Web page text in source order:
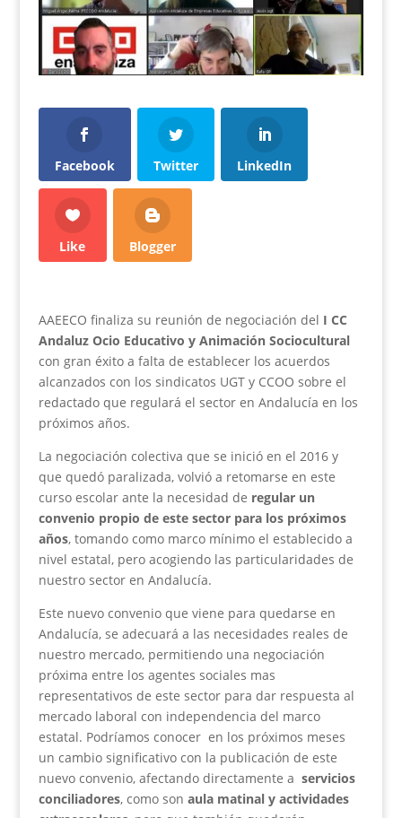
Facebook Twitter LinkedIn
Like Blogger
AAEECO finaliza su reunión de negociación del I CC
Andaluz Ocio Educativo y Animación Sociocultural
con gran éxito a falta de establecer los acuerdos
alcanzados con los sindicatos UGT y CCOO sobre el
redactado que regulará el sector en Andalucía en los
próximos años.
La negociación colectiva que se inició en el 2016 y
que quedó paralizada, volvió a retomarse en este
curso escolar ante la necesidad de regular un
convenio propio de este sector para los próximos
años, tomando como marco mínimo el establecido a
nivel estatal, pero acogiendo las particularidades de
nuestro sector en Andalucía.
Este nuevo convenio que viene para quedarse en
Andalucía, se adecuará a las necesidades reales de
nuestro mercado, permitiendo una negociación
próxima entre los agentes sociales mas
representativos de este sector para dar respuesta al
mercado laboral con independencia del marco
estatal. Podríamos conocer en los próximos meses
un cambio significativo con la publicación de este
nuevo convenio, afectando directamente a servicios
conciliadores, como son aula matinal y actividades